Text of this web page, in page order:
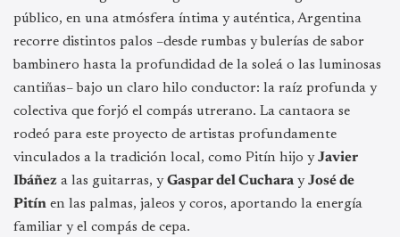
público, en una atmósfera íntima y auténtica, Argentina
recorre distintos palos –desde rumbas y bulerías de sabor
bambinero hasta la profundidad de la soleá o las luminosas
cantiñas– bajo un claro hilo conductor: la raíz profunda y
colectiva que forjó el compás utrerano. La cantaora se
rodeó para este proyecto de artistas profundamente
vinculados a la tradición local, como Pitín hijo yJavier
Ibáñez a las guitarras, yGaspar del Cuchara yJosé de
Pitín en las palmas, jaleos y coros, aportando la energía
familiar y el compás de cepa.